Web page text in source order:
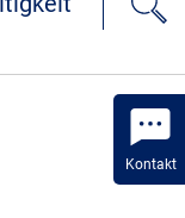
Kontakt